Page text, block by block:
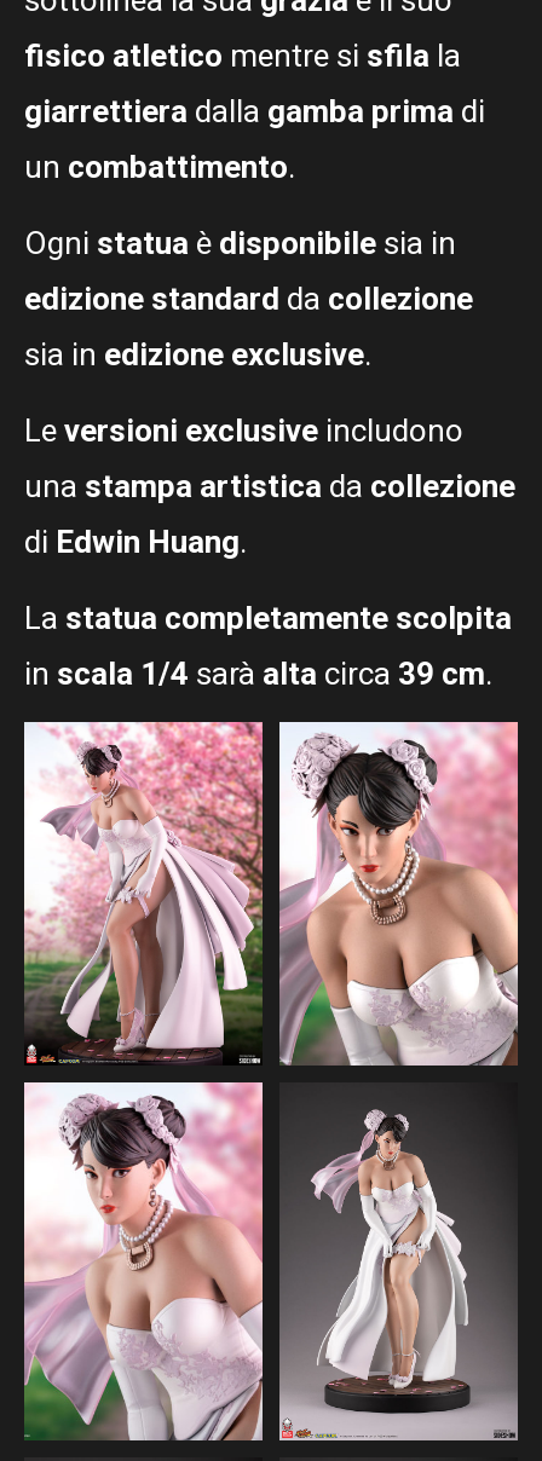
fisico atletico mentre si sfila la
giarrettiera dalla gamba prima di
un combattimento.
Ogni statua è disponibile sia in
edizione standard da collezione
sia in edizione exclusive.
Le versioni exclusive includono
una stampa artistica da collezione
di Edwin Huang.
La statua completamente scolpita
in scala 1/4 sarà alta circa 39 cm.